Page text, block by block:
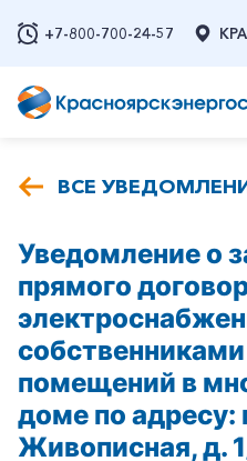
+7-800-700-24-57
ВСЕ
Уведомление о
прямого
помещений в
доме по адресу:
Живописная, д.